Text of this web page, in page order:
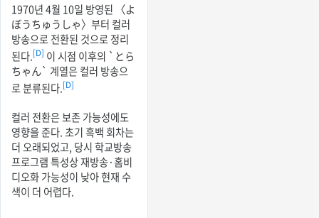
1970년 4월 10일 방영된 〈よ
ぼうちゅうしゃ〉부터 컬러
방송으로 전환된 것으로 정리
된다.[D] 이 시점 이후의 `とら
ちゃん` 계열은 컬러 방송으
로 분류된다.[D]
컬러 전환은 보존 가능성에도
영향을 준다. 초기 흑백 회차는
더 오래되었고, 당시 학교방송
프로그램 특성상 재방송·홈비
디오화 가능성이 낮아 현재 수
색이 더 어렵다.